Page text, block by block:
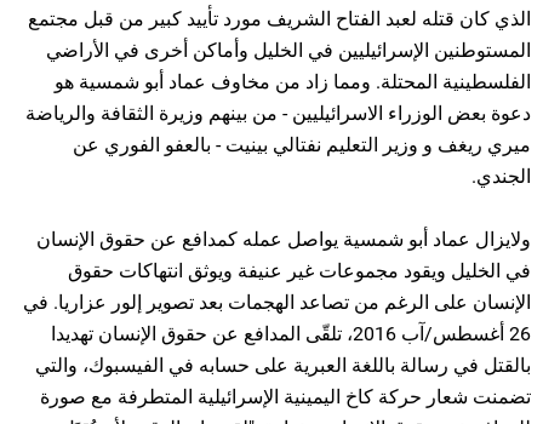
الذي كان قتله لعبد الفتاح الشريف مورد تأييد كبير من قبل مجتمع
المستوطنين الإسرائيليين في الخليل وأماكن أخرى في الأراضي
الفلسطينية المحتلة. ومما زاد من مخاوف عماد أبو شمسية هو
دعوة بعض الوزراء الاسرائيليين - من بينهم وزيرة الثقافة والرياضة
ميري ريغف و وزير التعليم نفتالي بينيت - بالعفو الفوري عن
الجندي.
ولايزال عماد أبو شمسية يواصل عمله كمدافع عن حقوق الإنسان
في الخليل ويقود مجموعات غير عنيفة ويوثق انتهاكات حقوق
الإنسان على الرغم من تصاعد الهجمات بعد تصوير إلور عزاريا. في
26 أغسطس/آب 2016، تلقّى المدافع عن حقوق الإنسان تهديدا
بالقتل في رسالة باللغة العبرية على حسابه في الفيسبوك، والتي
تضمنت شعار حركة كاخ اليمينية الإسرائيلية المتطرفة مع صورة